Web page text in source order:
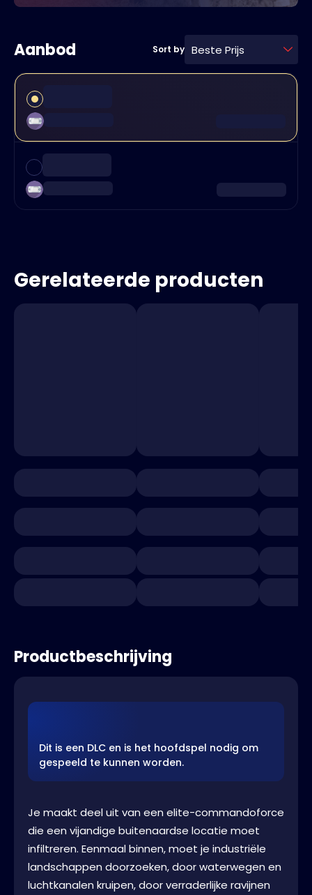
Aanbod Sort by Beste Prijs
Gerelateerde producten
Productbeschrijving
Dit is een DLC en is het hoofdspel nodig om
gespeeld te kunnen worden.
Je maakt deel uit van een elite-commandoforce
die een vijandige buitenaardse locatie moet
infiltreren. Eenmaal binnen, moet je industriële
landschappen doorzoeken, door waterwegen en
luchtkanalen kruipen, door verraderlijke ravijnen